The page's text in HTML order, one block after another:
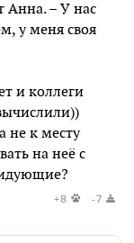
Анна. – У нас
у меня своя
и коллеги
не к месту
на неё с
+8 -7